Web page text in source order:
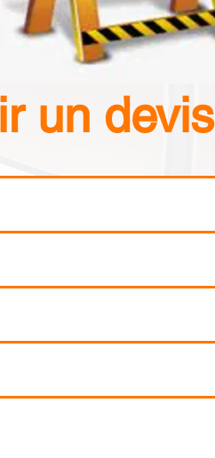
un devis